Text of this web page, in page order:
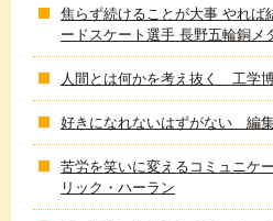
焦らず続けることが大事 やれ
ードスケート選手 長野五輪銅メ
人間とは何かを考え抜く 工学
好きになれないはずがない 編
苦労を笑いに変えるコミュニケ
リック・ハーラン